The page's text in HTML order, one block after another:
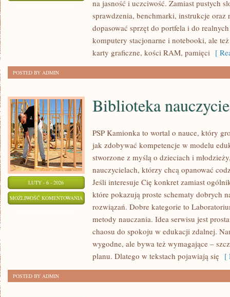
KOMPUTEROWY
na jasność i uczciwość. Zamiast pustych
sprawdzenia, benchmarki, instrukcje oraz
dopasować sprzęt do portfela i do
komputery stacjonarne i notebooki, ale
karty graficzne, kości RAM, pamięci [
POSTED BY ADMIN
LUTY - 6 - 2026
MOŻLIWOŚĆ KOMENTOWANIA BIBLIOTEKA
NAUCZYCIELA
Biblioteka
PSP Kamionka to wortal o nauce, który
jak zdobywać kompetencje w modelu
stworzone z myślą o dzieciach i
nauczycielach, którzy chcą opanować
Jeśli interesuje Cię konkret zamiast
które pokazują proste schematy dobrych
rozwiązań. Dobre kategorie to
metody nauczania. Idea serwisu jest
chaosu do spokoju w edukacji zdalnej.
wygodne, ale bywa też wymagające –
planu. Dlatego w tekstach pojawiają się [
POSTED BY ADMIN